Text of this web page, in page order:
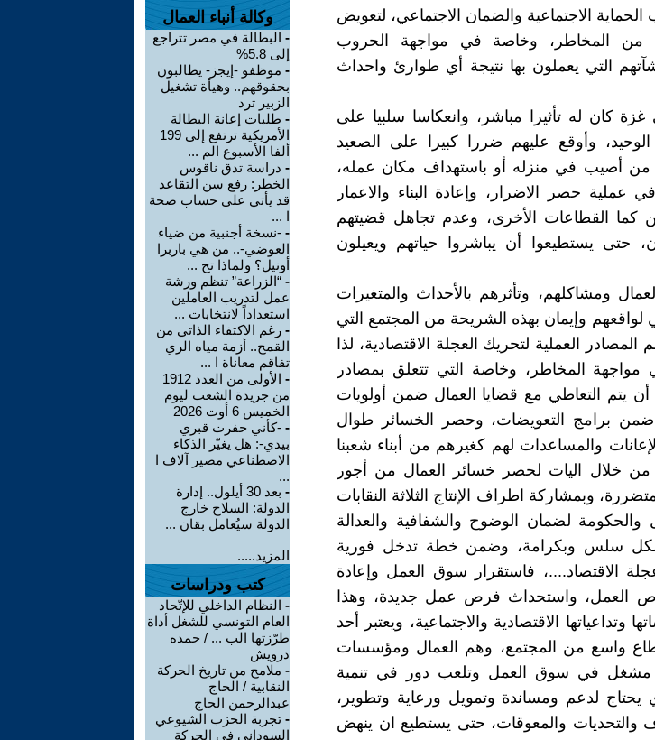
الاجتماعية والضمان الاجتماعي، لتعويض
من المخاطر، وخاصة في مواجهة الحروب
التي يعملون بها نتيجة أي طوارئ واحداث
الأخير أيار 2021 على غزة كان له تأثيرا مباشر، وانعكاسا سلبيا على
وأوقع عليهم ضررا كبيرا على الصعيد
من أصيب في منزله أو باستهداف مكان عمله،
عملية حصر الاضرار، وإعادة البناء والاعمار
كما القطاعات الأخرى، وعدم تجاهل قضيتهم
حتى يستطيعوا أن يباشروا حياتهم ويعيلون
ومشاكلهم، وتأثرهم بالأحداث والمتغيرات
وإيمان بهذه الشريحة من المجتمع التي
العملية لتحريك العجلة الاقتصادية، لذا
مواجهة المخاطر، وخاصة التي تتعلق بمصادر
أن يتم التعاطي مع قضايا العمال ضمن أولويات
ضمن برامج التعويضات، وحصر الخسائر طوال
والمساعدات لهم كغيرهم من أبناء شعبنا
من خلال اليات لحصر خسائر العمال من أجور
وبمشاركة اطراف الإنتاج الثلاثة النقابات
والحكومة لضمان الوضوح والشفافية والعدالة
سلس وبكرامة، وضمن خطة تدخل فورية
عجلة الاقتصاد....، فاستقرار سوق العمل وإعادة
العمل، واستحداث فرص عمل جديدة، وهذا
الاقتصادية والاجتماعية، ويعتبر أحد
واسع من المجتمع، وهم العمال ومؤسسات
مشغل في سوق العمل وتلعب دور في تنمية
يحتاج لدعم ومساندة وتمويل ورعاية وتطوير،
والتحديات والمعوقات، حتى يستطيع ان ينهض
وكالة أنباء العمال
- البطالة في مصر تتراجع
إلى 5.8%
- موظفو -إيجز- يطالبون
بحقوقهم.. وهيأة تشغيل
الزبير ترد
- طلبات إعانة البطالة
الأمريكية ترتفع إلى 199
ألفا الأسبوع الم ...
- دراسة تدق ناقوس
الخطر: رفع سن التقاعد
قد يأتي على حساب صحة
ا ...
- -نسخة أجنبية من ضياء
العوضي-.. من هي باربرا
أونيل؟ ولماذا تح ...
- “الزراعة” تنظم ورشة
عمل لتدريب العاملين
استعداداً لانتخابات ...
- رغم الاكتفاء الذاتي من
القمح.. أزمة مياه الري
تفاقم معاناة ا ...
-
الأولى من العدد 1912
من جريدة الشعب ليوم
الخميس 6 أوت 2026
- -كأني حفرت قبري
بيدي-: هل يغيّر الذكاء
الاصطناعي مصير آلاف ا
...
-
بعد 30 أيلول.. إدارة
الدولة: السلاح خارج
الدولة سيُعامل بقان ...
المزيد.....
كتب ودراسات
- النظام الداخلي للإتّحاد
العام التونسي للشغل أداة
طرّزتها الب ... / حمده
درويش
- ملامح من تاريخ الحركة
النقابية / الحاج
عبدالرحمن الحاج
- تجربة الحزب الشيوعي
السوداني في الحركة